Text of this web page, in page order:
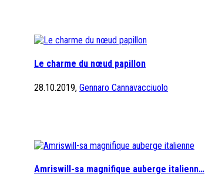
Le charme du nœud papillon
28.10.2019, Gennaro Cannavacciuolo
Amriswill-sa magnifique auberge italienn…